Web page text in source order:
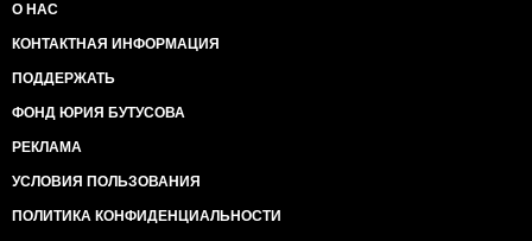
О НАС
КОНТАКТНАЯ ИНФОРМАЦИЯ
ПОДДЕРЖАТЬ
ФОНД ЮРИЯ БУТУСОВА
РЕКЛАМА
УСЛОВИЯ ПОЛЬЗОВАНИЯ
ПОЛИТИКА КОНФИДЕНЦИАЛЬНОСТИ